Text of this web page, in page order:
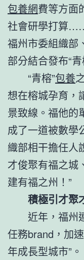
包養網費等方面
社會研學打算
福州市委組織部
部分結合發布“青
“青榕”包養
想在榕城孕育，
景致線。福他的
成了一道被數學
織部相干擔任人
才俊聚有福之城
建有福之州！”
積極引才聚
近年，福州
任務brand，加
年成長型城市”。